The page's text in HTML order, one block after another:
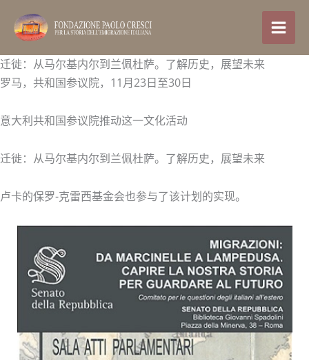
容
迁徙：从马尔基内尔到兰佩杜萨。了解历史，展望未来
罗马，共和国参议院，11月23日至30日
意大利共和国参议院推动这一文化活动
迁徙：从马尔基内尔到兰佩杜萨。了解历史，展望未来
卢卡的保罗-克雷西基金会也参与了该计划的实现。